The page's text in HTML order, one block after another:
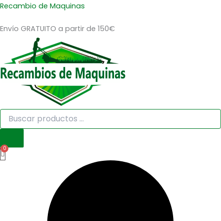
Ir
contenido
Recambio de Maquinas
Envío GRATUITO a partir de 150€
Búsqueda
productos
Búsqueda
productos
KIT
CILINDRO
Y
PISTON
TL-
201
cantidad